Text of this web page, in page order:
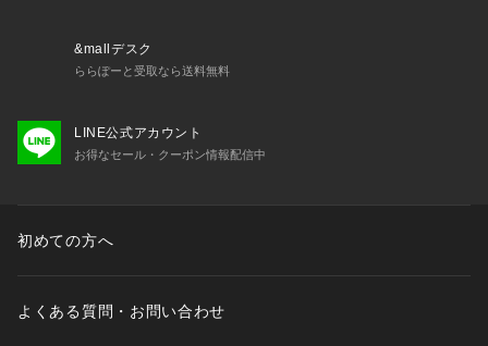
&mallデスク
ららぽーと受取なら送料無料
LINE公式アカウント
お得なセール・クーポン情報配信中
初めての方へ
よくある質問・お問い合わせ